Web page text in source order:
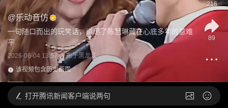
@乐动音仿
一句随口而出的玩笑话，道尽了陈慧琳藏在心底多年的意难
平
2026-06-04 13:57 发布于黑龙江
该视频包含历史画面
216
89
打开腾讯新闻客户端说两句